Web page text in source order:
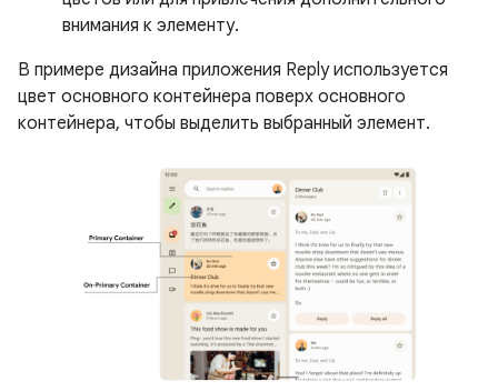
внимания к элементу.
В примере дизайна приложения Reply используется
цвет основного контейнера поверх основного
контейнера, чтобы выделить выбранный элемент.